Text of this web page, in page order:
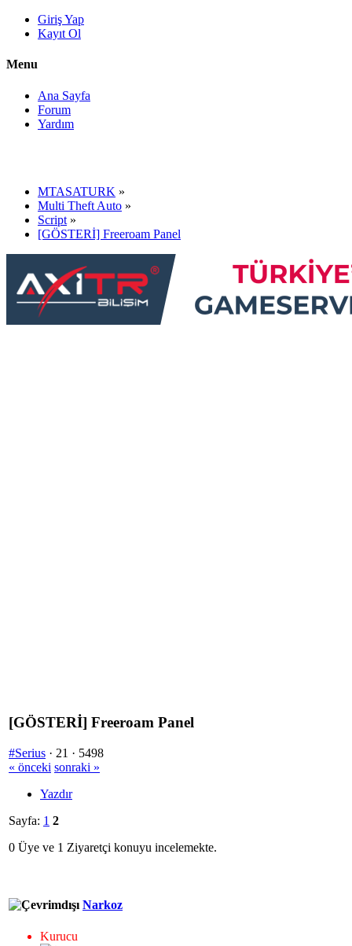
Giriş Yap
Kayıt Ol
Menu
Ana Sayfa
Forum
Yardım
MTASATURK »
Multi Theft Auto »
Script »
[GÖSTERİ] Freeroam Panel
[GÖSTERİ] Freeroam Panel
#Serius · 21 · 5498
« önceki sonraki »
Yazdır
Sayfa: 1 2
0 Üye ve 1 Ziyaretçi konuyu incelemekte.
Narkoz
Kurucu